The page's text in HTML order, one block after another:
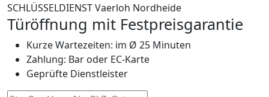
SCHLÜSSELDIENST Vaerloh Nordheide
Türöffnung mit Festpreisgarantie
Kurze Wartezeiten: im Ø 25 Minuten
Zahlung: Bar oder EC-Karte
Geprüfte Dienstleister